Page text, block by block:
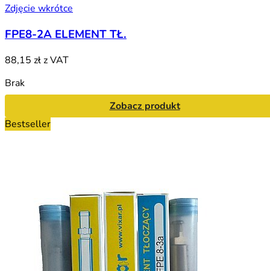
Zdjęcie wkrótce
FPE8-2A ELEMENT TŁ.
88,15 złz VAT
Brak
Zobacz produkt
Bestseller